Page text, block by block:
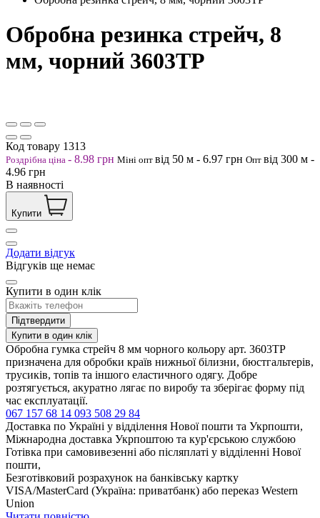
Обробна резинка стрейч, 8
мм, чорний 3603ТР
Код товару 1313
Роздрібна ціна - 8.98 грн Міні опт від 50 м - 6.97 грн Опт від 300 м -
4.96 грн
В наявності
Купити
Додати відгук
Відгуків ще немає
Купити в один клік
Підтвердити
Купити в один клік
Обробна гумка стрейч 8 мм чорного кольору арт. 3603ТР
призначена для обробки країв нижньої білизни, бюстгальтерів,
трусиків, топів та іншого еластичного одягу. Добре
розтягується, акуратно лягає по виробу та зберігає форму під
час експлуатації.
067 157 68 14 093 508 29 84
Доставка по Україні у відділення Нової пошти та Укрпошти,
Міжнародна доставка Укрпоштою та кур'єрською службою
Готівка при самовивезенні або післяплаті у відділенні Нової
пошти,
Безготівковий розрахунок на банківську картку
VISA/MasterCard (Україна: приватбанк) або переказ Western
Union